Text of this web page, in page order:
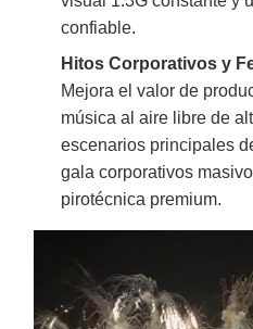
confiable.
Hitos Corporativos y
Mejora el valor de
música al aire libre de
escenarios principales
gala corporativos
pirotécnica premium.